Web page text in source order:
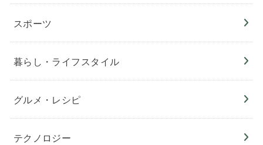
スポーツ
暮らし・ライフスタイル
グルメ・レシピ
テクノロジー